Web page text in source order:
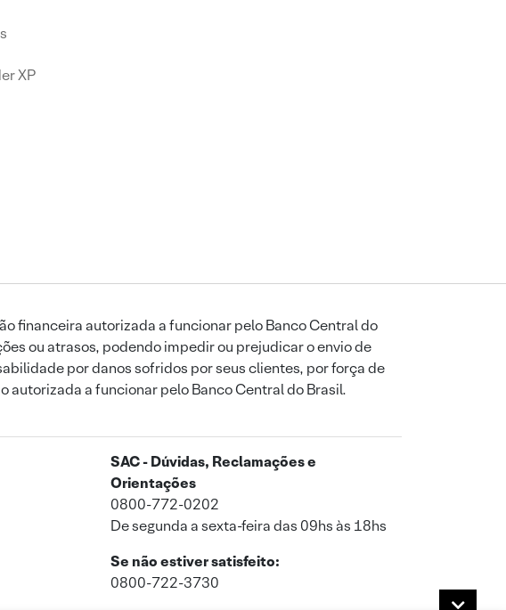
XP
financeira autorizada a funcionar pelo Banco Central do
ou atrasos, podendo impedir ou prejudicar o envio de
por danos sofridos por seus clientes, por força de
autorizada a funcionar pelo Banco Central do Brasil.
SAC - Dúvidas, Reclamações e
Orientações
0800-772-0202
De segunda a sexta-feira das 09hs às 18hs
Se não estiver satisfeito:
0800-722-3730